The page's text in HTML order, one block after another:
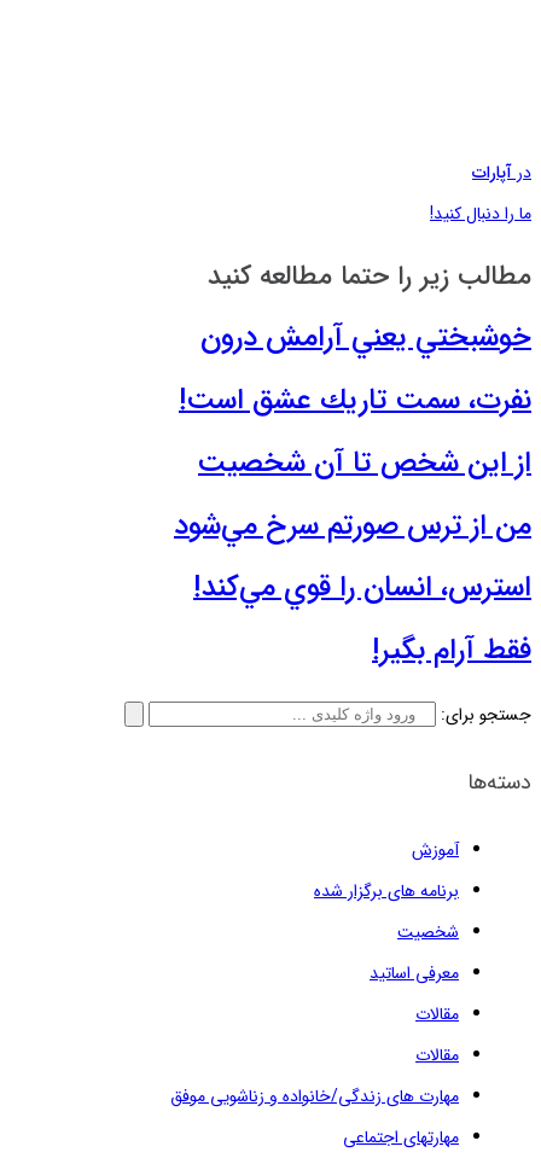
درآپارات
ما را دنبال کنید!
مطالب زیر را حتما مطالعه کنید
خوشبختي يعني آرامش درون
نفرت، سمت تاريك عشق است!
از این شخص تا آن شخصیت
من از ترس صورتم سرخ مي‌شود
استرس، انسان را قوي‌ مي‌كند!
فقط آرام بگير!
جستجو برای:
دسته‌ها
آموزش
برنامه های برگزار شده
شخصیت
معرفی اساتید
مقالات
مقالات
مهارت های زندگی/خانواده و زناشویی موفق
مهارتهای اجتماعی